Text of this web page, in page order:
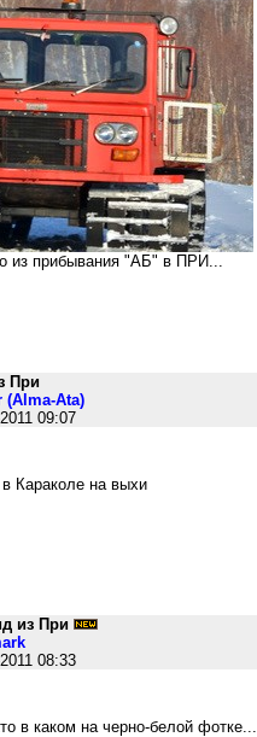
из прибывания "АБ" в ПРИ...
При
(Alma-Ata)
09:07
Караколе на выхи
из При
08:33
в каком на черно-белой